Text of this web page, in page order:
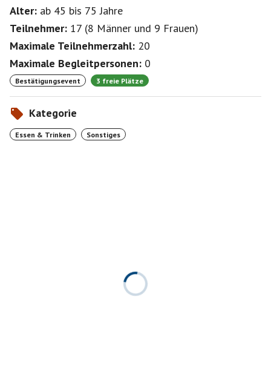
Alter: ab 45 bis 75Jahre
Teilnehmer: 17 (8 Männer und 9 Frauen)
Maximale Teilnehmerzahl: 20
Maximale Begleitpersonen: 0
Bestätigungsevent 3 freie Plätze
Kategorie
Essen & Trinken Sonstiges